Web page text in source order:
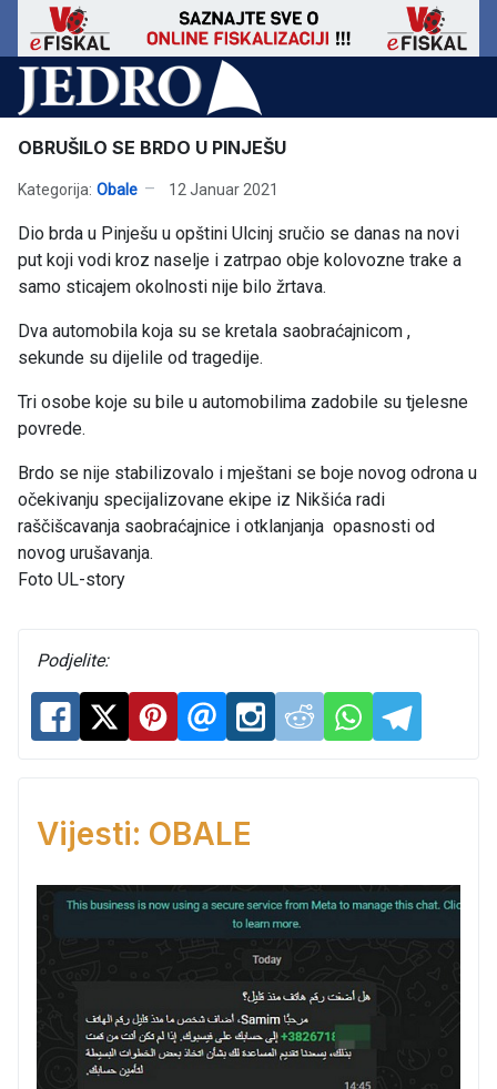
OBRUŠILO SE BRDO U PINJEŠU
Kategorija: Obale 12 Januar 2021
Dio brda u Pinješu u opštini Ulcinj sručio se danas na novi
put koji vodi kroz naselje i zatrpao obje kolovozne trake a
samo sticajem okolnosti nije bilo žrtava.
Dva automobila koja su se kretala saobraćajnicom ,
sekunde su dijelile od tragedije.
Tri osobe koje su bile u automobilima zadobile su tjelesne
povrede.
Brdo se nije stabilizovalo i mještani se boje novog odrona u
očekivanju specijalizovane ekipe iz Nikšića radi
raščišcavanja saobraćajnice i otklanjanja opasnosti od
novog urušavanja.
Foto UL-story
Podjelite:
Vijesti: OBALE